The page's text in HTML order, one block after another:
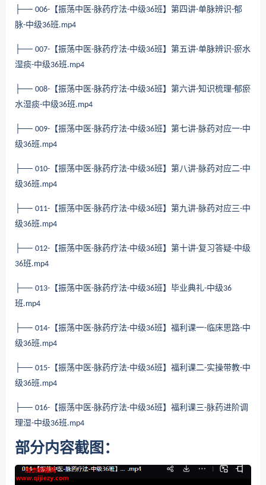
├── 006- 【振荡中医-脉药疗法-中级36班】第四讲-单脉辨识-郁
脉-中级36班.mp4
├── 007- 【振荡中医-脉药疗法-中级36班】第五讲-单脉辨识-瘀水
湿痰-中级36班.mp4
├── 008- 【振荡中医-脉药疗法-中级36班】第六讲-知识梳理-郁瘀
水湿痰-中级36班.mp4
├── 009- 【振荡中医-脉药疗法-中级36班】第七讲-脉药对应一-中
级36班.mp4
├── 010- 【振荡中医-脉药疗法-中级36班】第八讲-脉药对应二-中
级36班.mp4
├── 011- 【振荡中医-脉药疗法-中级36班】第九讲-脉药对应三-中
级36班.mp4
├── 012- 【振荡中医-脉药疗法-中级36班】第十讲-复习答疑-中级
36班.mp4
├── 013- 【振荡中医-脉药疗法-中级36班】毕业典礼-中级36
班.mp4
├── 014- 【振荡中医-脉药疗法-中级36班】福利课一- 临床思路-中
级36班.mp4
├── 015- 【振荡中医-脉药疗法-中级36班】福利课二-实操带教-中
级36班.mp4
├── 016- 【振荡中医-脉药疗法-中级36班】福利课三-脉药进阶调
理湿-中级36班.mp4
部分内容截图：